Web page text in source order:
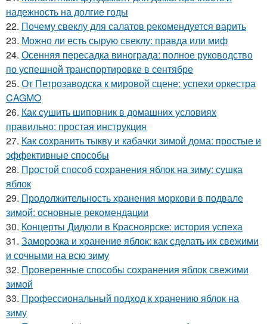
надежность на долгие годы
22. Почему свеклу для салатов рекомендуется варить
23. Можно ли есть сырую свеклу: правда или миф
24. Осенняя пересадка винограда: полное руководство
по успешной транспортировке в сентябре
25. От Петрозаводска к мировой сцене: успехи оркестра
CAGMO
26. Как сушить шиповник в домашних условиях
правильно: простая инструкция
27. Как сохранить тыкву и кабачки зимой дома: простые и
эффективные способы
28. Простой способ сохранения яблок на зиму: сушка
яблок
29. Продолжительность хранения моркови в подвале
зимой: основные рекомендации
30. Концерты Дидюли в Красноярске: история успеха
31. Заморозка и хранение яблок: как сделать их свежими
и сочными на всю зиму
32. Проверенные способы сохранения яблок свежими
зимой
33. Профессиональный подход к хранению яблок на
зиму